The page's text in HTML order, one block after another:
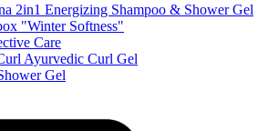
2in1 Energizing Shampoo & Shower Gel
"Winter Softness"
Care
Ayurvedic Curl Gel
Gel